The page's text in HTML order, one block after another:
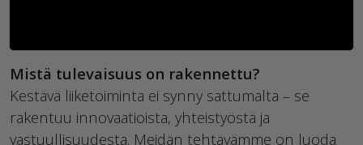
Mistä tulevaisuus on rakennettu?
Kestävä liiketoiminta ei synny sattumalta – se
rakentuu innovaatioista, yhteistyöstä ja
vastuullisuudesta. Meidän tehtävämme on luoda